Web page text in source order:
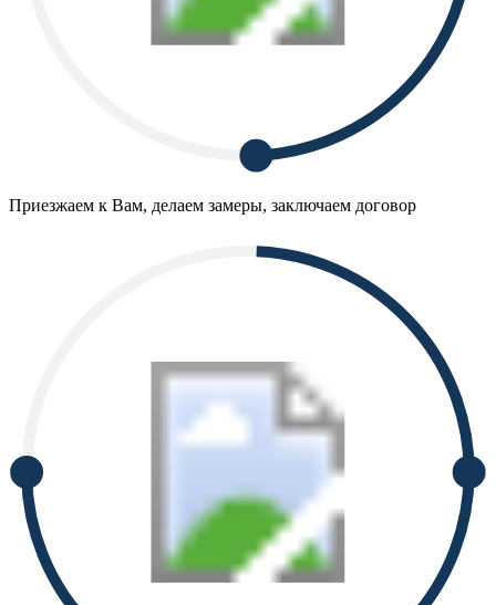
Приезжаем к Вам, делаем замеры, заключаем договор